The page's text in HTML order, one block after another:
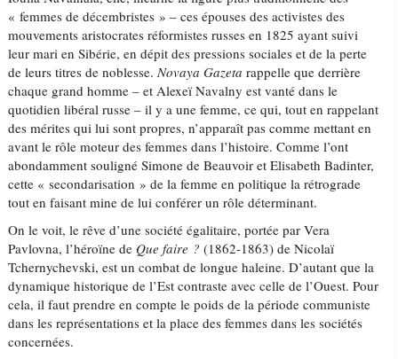
« femmes de décembristes » – ces épouses des activistes des
mouvements aristocrates réformistes russes en 1825 ayant suivi
leur mari en Sibérie, en dépit des pressions sociales et de la perte
de leurs titres de noblesse.Novaya Gazeta rappelle que derrière
chaque grand homme – et Alexeï Navalny est vanté dans le
quotidien libéral russe – il y a une femme, ce qui, tout en rappelant
des mérites qui lui sont propres, n’apparaît pas comme mettant en
avant le rôle moteur des femmes dans l’histoire. Comme l’ont
abondamment souligné Simone de Beauvoir et Elisabeth Badinter,
cette « secondarisation » de la femme en politique la rétrograde
tout en faisant mine de lui conférer un rôle déterminant.
On le voit, le rêve d’une société égalitaire, portée par Vera
Pavlovna, l’héroïne de Que faire ? (1862-1863) de Nicolaï
Tchernychevski, est un combat de longue haleine. D’autant que la
dynamique historique de l’Est contraste avec celle de l’Ouest. Pour
cela, il faut prendre en compte le poids de la période communiste
dans les représentations et la place des femmes dans les sociétés
concernées.